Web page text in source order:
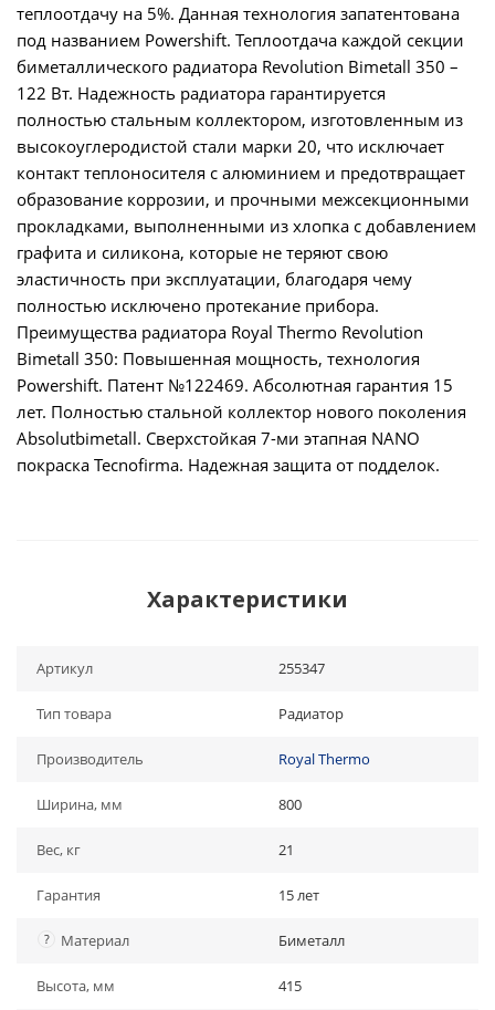
теплоотдачу на 5%. Данная технология запатентована
под названием Powershift. Теплоотдача каждой секции
биметаллического радиатора Revolution Bimetall 350 –
122 Вт. Надежность радиатора гарантируется
полностью стальным коллектором, изготовленным из
высокоуглеродистой стали марки 20, что исключает
контакт теплоносителя с алюминием и предотвращает
образование коррозии, и прочными межсекционными
прокладками, выполненными из хлопка с добавлением
графита и силикона, которые не теряют свою
эластичность при эксплуатации, благодаря чему
полностью исключено протекание прибора.
Преимущества радиатора Royal Thermo Revolution
Bimetall 350: Повышенная мощность, технология
Powershift. Патент №122469. Абсолютная гарантия 15
лет. Полностью стальной коллектор нового поколения
Absolutbimetall. Сверхстойкая 7-ми этапная NANO
покраска Tecnofirma. Надежная защита от подделок.
Характеристики
Артикул 255347
Тип товара Радиатор
Производитель Royal Thermo
Ширина, мм 800
Вес, кг 21
Гарантия 15 лет
? Материал Биметалл
Высота, мм 415